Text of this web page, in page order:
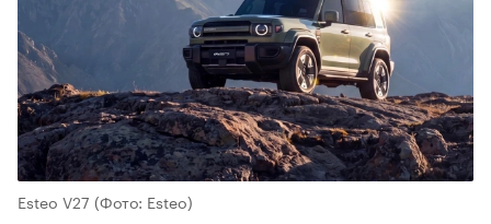
Esteo V27 (Фото: Esteo)